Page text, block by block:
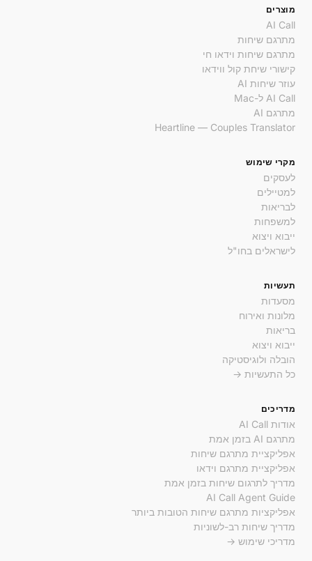
מוצרים
AI Call
מתרגם שיחות
מתרגם שיחות וידאו חי
קישורי שיחת קול ווידאו
עוזר שיחות AI
AI Call ל-Mac
מתרגם AI
Heartline — Couples Translator
מקרי שימוש
לעסקים
למטיילים
לבריאות
למשפחות
ייבוא ויצוא
לישראלים בחו"ל
תעשיות
מסעדות
מלונות ואירוח
בריאות
ייבוא ויצוא
הובלה ולוגיסטיקה
כל התעשיות →
מדריכים
אודות AI Call
מתרגם AI בזמן אמת
אפליקציית מתרגם שיחות
אפליקציית מתרגם וידאו
מדריך לתרגום שיחות בזמן אמת
AI Call Agent Guide
אפליקציות מתרגם שיחות הטובות ביותר
מדריך שיחות רב-לשוניות
מדריכי שימוש →